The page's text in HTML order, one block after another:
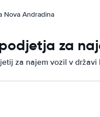
Nova Andradina
za
za najem vozil v državi